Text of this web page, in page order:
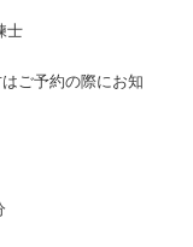
士
ご予約の際にお知